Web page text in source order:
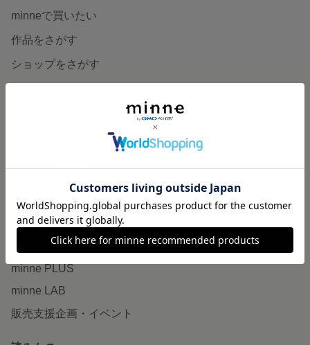
minneで買いたい
作品をさがす
ショップをさがす
minneで売りたい
ヴィンテージ販売
ダウンロード販売
minne PLUS
minne LAB
販売支援企画・イベント